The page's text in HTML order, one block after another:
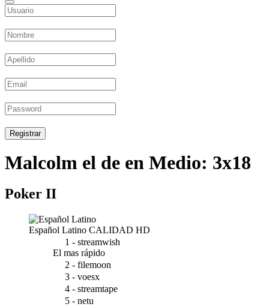
Registrar
Malcolm el de en Medio: 3x18
Poker II
Español Latino CALIDAD HD
1 - streamwish
El mas rápido
2 - filemoon
3 - voesx
4 - streamtape
5 - netu